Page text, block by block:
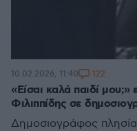
«Είσαι καλά παιδί
Φιλιππίδης σε
Δημοσιογράφος
10.02.2026, 11:40 122